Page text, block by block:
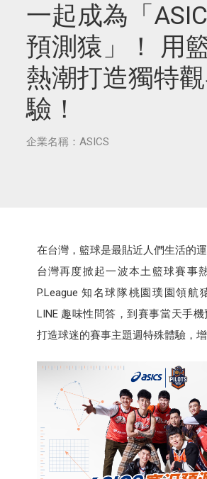
一起成為「
預測猿」！ 用
熱潮打造獨特
驗！
企業名稱：ASICS
在台灣，籃球是最貼近人們生活的
台灣再度掀起一波本土籃球賽事
P.League 知名球隊桃園璞園領航
LINE 趣味性問答，到賽事當天手機
打造球迷的賽事主題週特殊體驗，增